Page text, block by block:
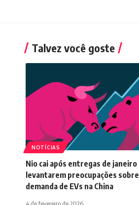
Talvez você goste
NOTÍCIAS
Nio cai após entregas de janeiro
levantarem preocupações sobre
demanda de EVs na China